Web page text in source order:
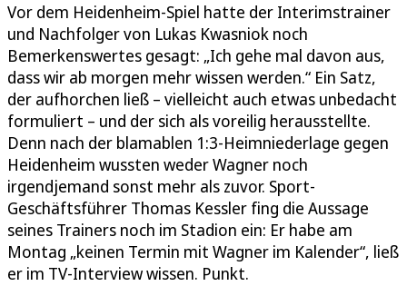
Vor dem Heidenheim-Spiel hatte der Interimstrainer
und Nachfolger von Lukas Kwasniok noch
Bemerkenswertes gesagt: „Ich gehe mal davon aus,
dass wir ab morgen mehr wissen werden.“ Ein Satz,
der aufhorchen ließ – vielleicht auch etwas unbedacht
formuliert – und der sich als voreilig herausstellte.
Denn nach der blamablen 1:3-Heimniederlage gegen
Heidenheim wussten weder Wagner noch
irgendjemand sonst mehr als zuvor. Sport-
Geschäftsführer Thomas Kessler fing die Aussage
seines Trainers noch im Stadion ein: Er habe am
Montag „keinen Termin mit Wagner im Kalender“, ließ
er im TV-Interview wissen. Punkt.